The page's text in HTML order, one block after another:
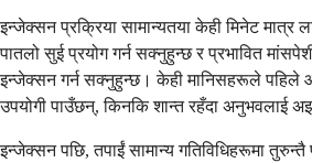
इन्जेक्सन प्रक्रिया सामान्यतया केही मिनेट मात्र
पातलो सुई प्रयोग गर्न सक्नुहुन्छ र प्रभावित
इन्जेक्सन गर्न सक्नुहुन्छ। केही मानिसहरूले पहिले
उपयोगी पाउँछन्, किनकि शान्त रहँदा अनुभवलाई
इन्जेक्सन पछि, तपाईं सामान्य गतिविधिहरूमा